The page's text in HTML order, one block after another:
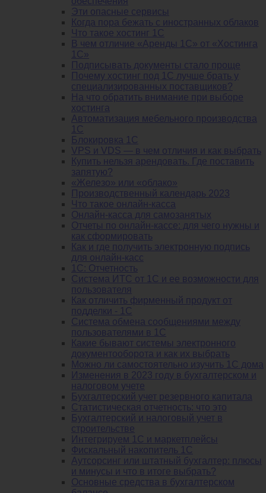
Эти опасные сервисы
Когда пора бежать с иностранных облаков
Что такое хостинг 1С
В чем отличие «Аренды 1С» от «Хостинга
1С»
Подписывать документы стало проще
Почему хостинг под 1С лучше брать у
специализированных поставщиков?
На что обратить внимание при выборе
хостинга
Автоматизация мебельного производства
1С
Блокировка 1С
VPS и VDS — в чем отличия и как выбрать
Купить нельзя арендовать. Где поставить
запятую?
«Железо» или «облако»
Производственный календарь 2023
Что такое онлайн-касса
Онлайн-касса для самозанятых
Отчеты по онлайн-кассе: для чего нужны и
как сформировать
Как и где получить электронную подпись
для онлайн-касс
1С: Отчетность
Система ИТС от 1С и ее возможности для
пользователя
Как отличить фирменный продукт от
подделки - 1С
Система обмена сообщениями между
пользователями в 1С
Какие бывают системы электронного
документооборота и как их выбрать
Можно ли самостоятельно изучить 1С дома
Изменения в 2023 году в бухгалтерском и
налоговом учете
Бухгалтерский учет резервного капитала
Статистическая отчетность: что это
Бухгалтерский и налоговый учет в
строительстве
Интегрируем 1С и маркетплейсы
Фискальный накопитель 1С
Аутсорсинг или штатный бухгалтер: плюсы
и минусы и что в итоге выбрать?
Основные средства в бухгалтерском